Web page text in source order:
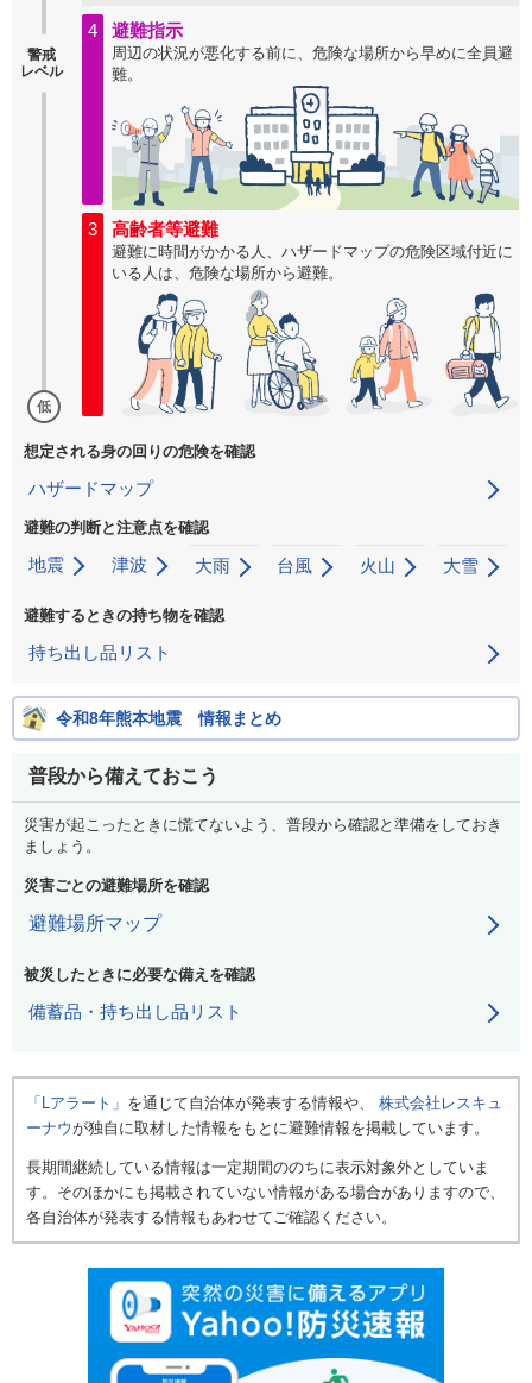
警戒
レベル
4 避難指示
周辺の状況が悪化する前に、危険な場所から早めに全員避
難。
低
3 高齢者等避難
避難に時間がかかる人、ハザードマップの危険区域付近に
いる人は、危険な場所から避難。
想定される身の回りの危険を確認
ハザードマップ
避難の判断と注意点を確認
地震 津波 大雨 台風 火山 大雪
避難するときの持ち物を確認
持ち出し品リスト
令和8年熊本地震 情報まとめ
普段から備えておこう
災害が起こったときに慌てないよう、普段から確認と準備をしておき
ましょう。
災害ごとの避難場所を確認
避難場所マップ
被災したときに必要な備えを確認
備蓄品・持ち出し品リスト
「Lアラート」 を通じて自治体が発表する情報や、 株式会社レスキュ
ーナウが独自に取材した情報をもとに避難情報を掲載しています。
長期間継続している情報は一定期間ののちに表示対象外としていま
す。そのほかにも掲載されていない情報がある場合がありますので、
各自治体が発表する情報もあわせてご確認ください。